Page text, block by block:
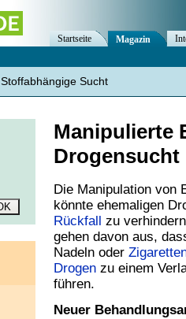
Manipulierte
Drogensucht
Die Manipulation von
könnte ehemaligen
Rückfall
zu
gehen davon aus,
Nadeln oder
Drogen zu einem
führen.
Neuer
Startseite Magazin
Stoffabhängige Sucht